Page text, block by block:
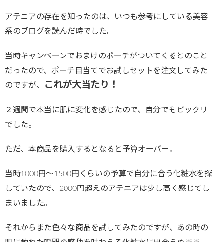
アテニアの存在を知ったのは、いつも参考にしている美容
系のブログを読んだ時でした。
当時キャンペーンでおまけのポーチがついてくるとのこと
だったので、ポーチ目当てでお試しセットを注文してみた
のですが、
これが大当たり！
２週間で本当に肌に変化を感じたので、自分でもビックリ
でした。
ただ、本商品を購入するとなると予算オーバー。
当時1000円～1500円くらいの予算で自分に合う化粧水を探
していたので、2000円超えのアテニアは少し高く感じてし
まいました。
それからまた色々な商品を試してみたのですが、あの時の